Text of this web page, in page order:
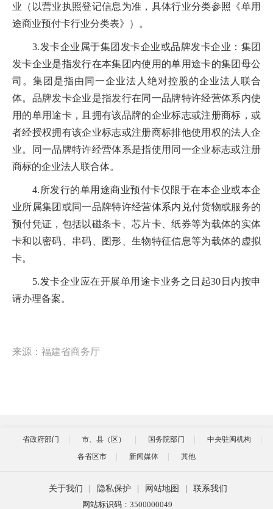
业（以营业执照登记信息为准，具体行业分类参照《单用
途商业预付卡行业分类表》）。
3.发卡企业属于集团发卡企业或品牌发卡企业：集团
发卡企业是指发行在本集团内使用的单用途卡的集团母公
司。集团是指由同一企业法人绝对控股的企业法人联合
体。品牌发卡企业是指发行在同一品牌特许经营体系内使
用的单用途卡，且拥有该品牌的企业标志或注册商标，或
者经授权拥有该企业标志或注册商标排他使用权的法人企
业。同一品牌特许经营体系是指使用同一企业标志或注册
商标的企业法人联合体。
4.所发行的单用途商业预付卡仅限于在本企业或本企
业所属集团或同一品牌特许经营体系内兑付货物或服务的
预付凭证，包括以磁条卡、芯片卡、纸券等为载体的实体
卡和以密码、串码、图形、生物特征信息等为载体的虚拟
卡。
5.发卡企业应在开展单用途卡业务之日起30日内按申
请办理备案。
来源：福建省商务厅
省政府部门 市、县（区） 国务院部门
中央驻闽机构
各省区市
新闻媒体 其他
关于我们 隐私保护 网站地图
联系我们
网站标识码：3500000049